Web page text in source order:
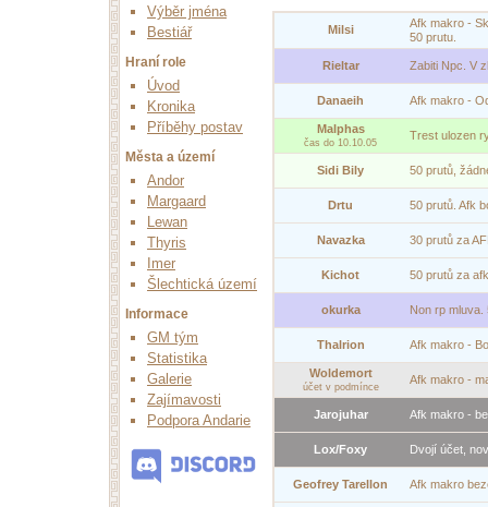
Výběr jména
Bestiář
Hraní role
Úvod
Kronika
Příběhy postav
Města a území
Andor
Margaard
Lewan
Thyris
Imer
Šlechtická území
Informace
GM tým
Statistika
Galerie
Zajímavosti
Podpora Andarie
Milsi
Afk makro -
50 prutu.
Rieltar Zabiti Npc. V
Danaeih Afk makro -
Malphas
čas do 10.10.05
Trest ulozen
Sidi Bily 50 prutů,
Drtu 50 prutů. Afk
Navazka 30 prutů za
Kichot 50 prutů za
okurka Non rp mluva.
Thalrion Afk makro -
Woldemort
účet v podmínce
Afk makro -
Jarojuhar Afk makro -
Lox/Foxy Dvojí účet,
Geofrey Tarellon Afk makro